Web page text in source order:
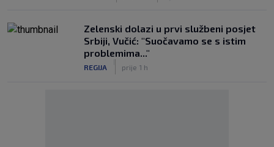
Zelenski dolazi u prvi službeni posjet
Srbiji, Vučić: "Suočavamo se s istim
problemima..."
REGIJA prije 1 h